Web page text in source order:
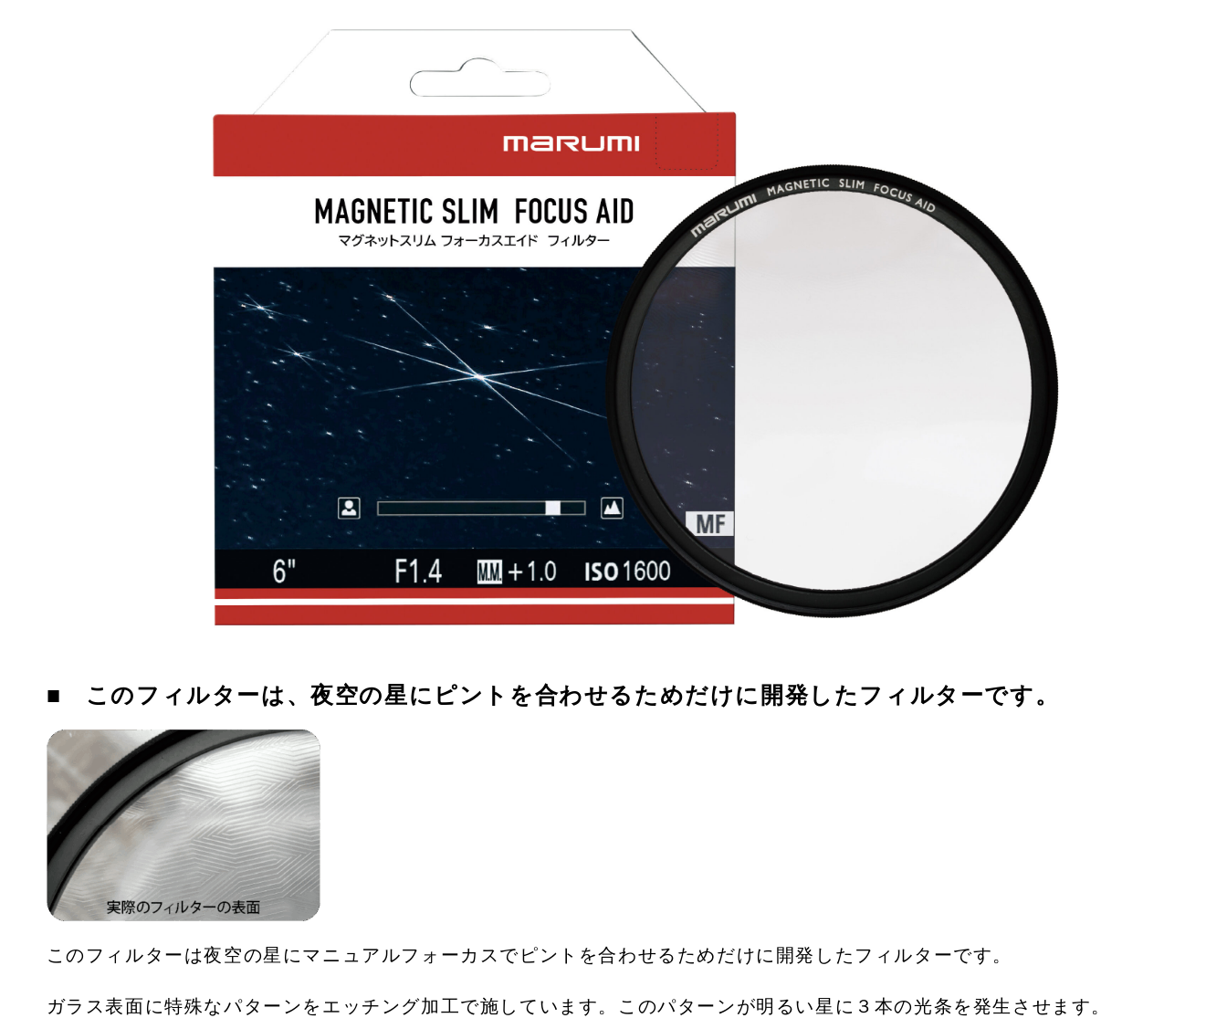
■ このフィルターは、夜空の星にピントを合わせるためだけに開発したフィルターです。
このフィルターは夜空の星にマニュアルフォーカスでピントを合わせるためだけに開発したフィルターです。
ガラス表面に特殊なパターンをエッチング加工で施しています。このパターンが明るい星に３本の光条を発生させます。